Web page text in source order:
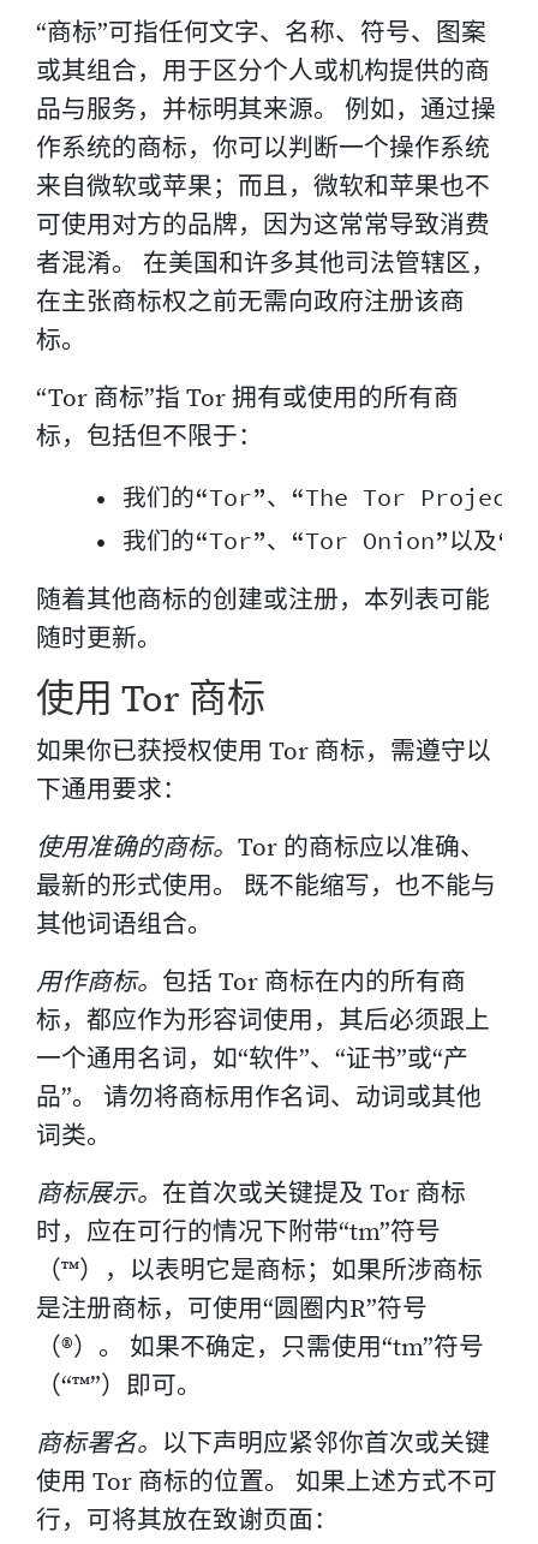
“商标”可指任何文字、名称、符号、图案
或其组合，用于区分个人或机构提供的商
品与服务，并标明其来源。 例如，通过操
作系统的商标，你可以判断一个操作系统
来自微软或苹果；而且，微软和苹果也不
可使用对方的品牌，因为这常常导致消费
者混淆。 在美国和许多其他司法管辖区，
在主张商标权之前无需向政府注册该商
标。
“Tor 商标”指 Tor 拥有或使用的所有商
标，包括但不限于：
• 我们的“Tor”、“The Tor Project”
随着其他商标的创建或注册，本列表可能
随时更新。
使用 Tor 商标
如果你已获授权使用 Tor 商标，需遵守以
下通用要求：
使用准确的商标。 Tor 的商标应以准确、
最新的形式使用。 既不能缩写，也不能与
其他词语组合。
用作商标。 包括 Tor 商标在内的所有商
标，都应作为形容词使用，其后必须跟上
一个通用名词，如“软件”、“证书”或“产
品”。 请勿将商标用作名词、动词或其他
词类。
商标展示。 在首次或关键提及 Tor 商标
时，应在可行的情况下附带“tm”符号
（™），以表明它是商标；如果所涉商标
是注册商标，可使用“圆圈内R”符号
（®）。 如果不确定，只需使用“tm”符号
（“™”）即可。
商标署名。 以下声明应紧邻你首次或关键
使用 Tor 商标的位置。 如果上述方式不可
行，可将其放在致谢页面：